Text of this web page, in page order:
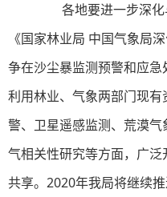
各地要进一步深化
《国家林业局 中国气象局
争在沙尘暴监测预警和应
利用林业、气象两部门现
警、卫星遥感监测、荒漠
气相关性研究等方面，广
共享。2020年我局将继续